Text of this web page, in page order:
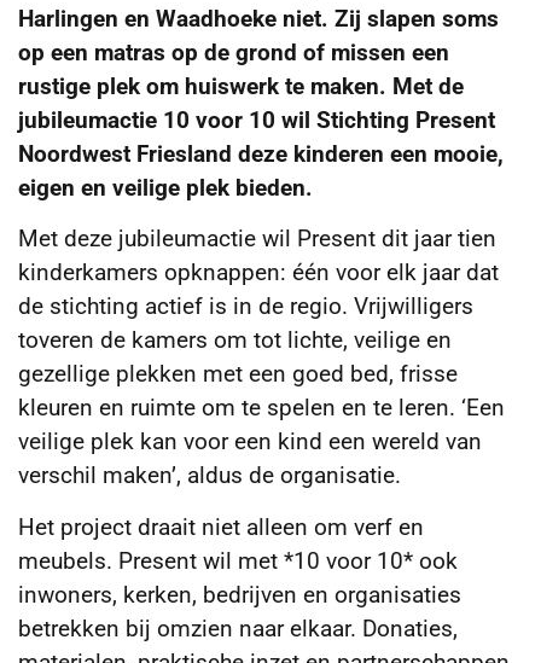
Harlingen en Waadhoeke niet. Zij slapen soms
op een matras op de grond of missen een
rustige plek om huiswerk te maken. Met de
jubileumactie 10 voor 10 wil Stichting Present
Noordwest Friesland deze kinderen een mooie,
eigen en veilige plek bieden.
Met deze jubileumactie wil Present dit jaar tien
kinderkamers opknappen: één voor elk jaar dat
de stichting actief is in de regio. Vrijwilligers
toveren de kamers om tot lichte, veilige en
gezellige plekken met een goed bed, frisse
kleuren en ruimte om te spelen en te leren. ‘Een
veilige plek kan voor een kind een wereld van
verschil maken’, aldus de organisatie.
Het project draait niet alleen om verf en
meubels. Present wil met *10 voor 10* ook
inwoners, kerken, bedrijven en organisaties
betrekken bij omzien naar elkaar. Donaties,